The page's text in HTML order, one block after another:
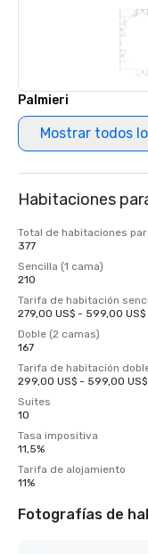
Palmieri
Mostrar todos
Habitaciones
Total de habitaciones
377
Sencilla (1 cama)
210
Tarifa de habitación
279,00 US$ - 599,00 US$
Doble (2 camas)
167
Tarifa de habitación
299,00 US$ - 599,00 US$
Suites
10
Tasa impositiva
11,5%
Tarifa de alojamiento
11%
Fotografías de